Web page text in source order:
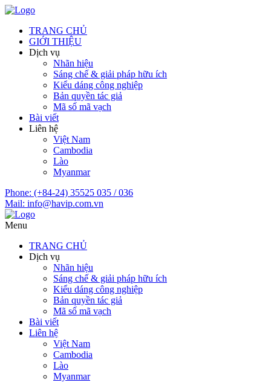
TRANG CHỦ
GIỚI THIỆU
Dịch vụ
Nhãn hiệu
Sáng chế & giải pháp hữu ích
Kiểu dáng công nghiệp
Bản quyền tác giả
Mã số mã vạch
Bài viết
Liên hệ
Việt Nam
Cambodia
Lào
Myanmar
Phone: (+84-24) 35525 035 / 036
Mail: info@havip.com.vn
Menu
TRANG CHỦ
Dịch vụ
Nhãn hiệu
Sáng chế & giải pháp hữu ích
Kiểu dáng công nghiệp
Bản quyền tác giả
Mã số mã vạch
Bài viết
Liên hệ
Việt Nam
Cambodia
Lào
Myanmar